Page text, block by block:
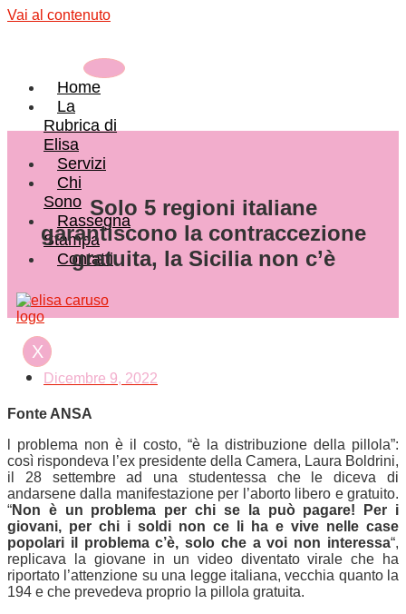
Vai al contenuto
Home
La
Rubrica di
Elisa
Servizi
Chi
Sono
Rassegna
Stampa
Contatti
X
Solo 5 regioni italiane
garantiscono la contraccezione
gratuita, la Sicilia non c’è
Dicembre 9, 2022
Fonte ANSA
l problema non è il costo, “è la distribuzione della pillola”:
così rispondeva l’ex presidente della Camera, Laura Boldrini,
il 28 settembre ad una studentessa che le diceva di
andarsene dalla manifestazione per l’aborto libero e gratuito.
“Non è un problema per chi se la può pagare! Per i
giovani, per chi i soldi non ce li ha e vive nelle case
popolari il problema c’è, solo che a voi non interessa“,
replicava la giovane in un video diventato virale che ha
riportato l’attenzione su una legge italiana, vecchia quanto la
194 e che prevedeva proprio la pillola gratuita.